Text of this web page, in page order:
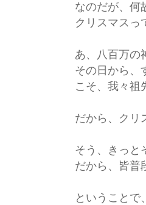
なのだが、何
クリスマスっ
あ、八百万の
その日から、
こそ、我々祖
だから、クリ
そう、きっと
だから、皆普
ということで